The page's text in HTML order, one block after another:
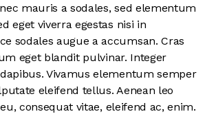
mauris a sodales, sed elementum
eget viverra egestas nisi in
sodales augue a accumsan. Cras
eget blandit pulvinar. Integer
Vivamus elementum semper
eleifend tellus. Aenean leo
consequat vitae, eleifend ac, enim.